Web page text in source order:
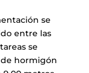
se
entre las
se
de hormigón